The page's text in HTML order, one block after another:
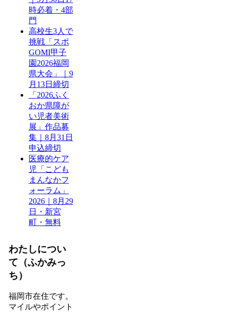
時必着・4部
門
高校生3人で
挑戦「スポ
GOMI甲子
園2026福岡
県大会」｜9
月13日締切
「2026ふく
おか県障が
い児者美術
展」作品募
集｜8月31日
申込締切
医療的ケア
児「こども
まんなかフ
ォーラム」
2026｜8月29
日・新宮
町・無料
わたしについ
て（ふかみっ
ち）
福岡市在住です。
マイルやポイント